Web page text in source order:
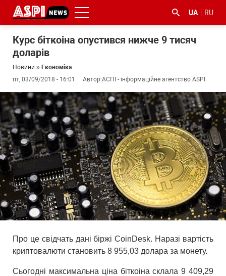
UA RU
Курс біткоіна опустився нижче 9 тисяч
доларів
Новини » Економіка
пт, 03/09/2018 - 16:01
Автор:АСПІ - інформаційне агентство ASPI
Про це свідчать дані біржі CoinDesk. Наразі вартість
криптовалюти становить 8 955,03 долара за монету.
Сьогодні максимальна ціна біткоіна склала 9 409,29
#ООС
#боротьба
з
корупцією
#ДФС #Київ #коронавірус